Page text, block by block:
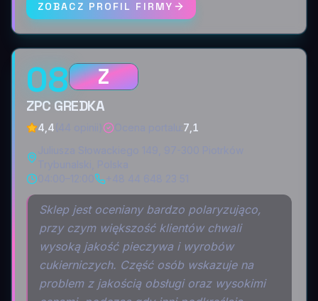
ZOBACZ PROFIL FIRMY
08 Z
ZPC GREDKA
4,4
7,1
Sklep jest oceniany bardzo polaryzująco,
przy czym większość klientów chwali
wysoką jakość pieczywa i wyrobów
cukierniczych. Część osób wskazuje na
problem z jakością obsługi oraz wysokimi